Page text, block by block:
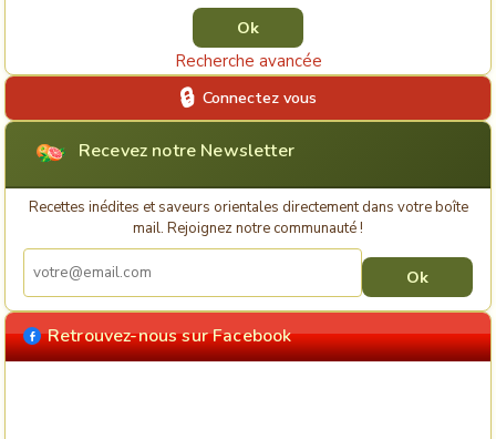
Recherche avancée
Connectez vous
Recevez notre Newsletter
Recettes inédites et saveurs orientales directement dans votre boîte
mail. Rejoignez notre communauté !
Retrouvez-nous sur Facebook